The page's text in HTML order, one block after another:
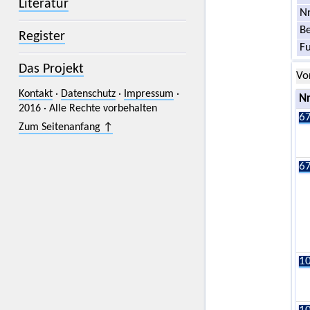
Literatur
Register
Das Projekt
Kontakt· Datenschutz· Impressum ·
2016 · Alle Rechte vorbehalten
Zum Seitenanfang ↑